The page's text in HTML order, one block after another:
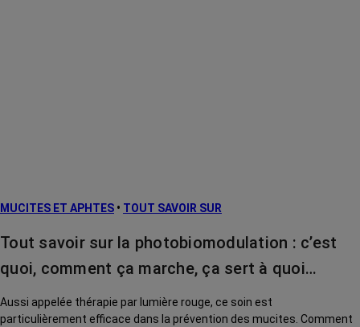
MUCITES ET APHTES • TOUT SAVOIR SUR
Tout savoir sur la photobiomodulation : c’est
quoi, comment ça marche, ça sert à quoi…
Aussi appelée thérapie par lumière rouge, ce soin est
particulièrement efficace dans la prévention des mucites. Comment